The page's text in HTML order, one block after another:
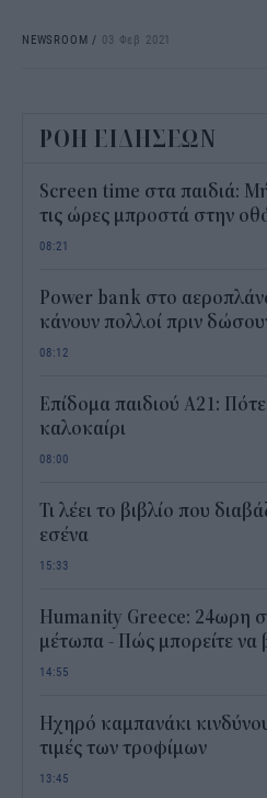
NEWSROOM / 03 Φεβ 2021
ΡΟΗ ΕΙΔΗΣΕΩΝ
Screen time στα παιδιά:
τις ώρες μπροστά στην
08:21
Power bank στο
κάνουν πολλοί πριν
08:12
Επίδομα παιδιού Α21:
καλοκαίρι
08:00
Τι λέει το βιβλίο που
εσένα
15:33
Humanity Greece: 24ωρη
μέτωπα - Πώς μπορείτε να
14:55
Ηχηρό καμπανάκι
τιμές των τροφίμων
13:45